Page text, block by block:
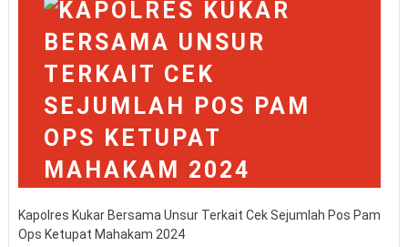
Kapolres Kukar Bersama Unsur Terkait Cek Sejumlah Pos Pam
Ops Ketupat Mahakam 2024